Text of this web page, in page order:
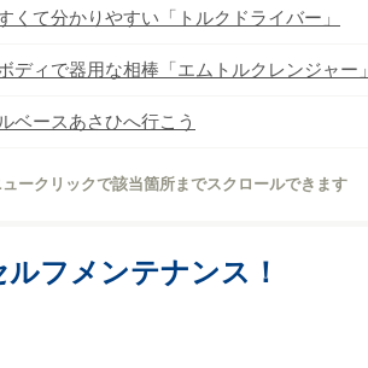
k
て分かりやすい「トルクドライバー」
ィで器用な相棒「エムトルクレンジャー」
ベースあさひへ行こう
ュークリックで該当箇所までスクロールできます
フメンテナンス！